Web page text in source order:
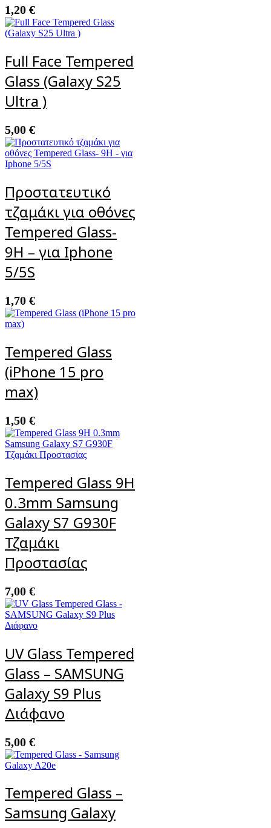
1,20 €
Full Face Tempered
Glass (Galaxy S25
Ultra )
5,00 €
Προστατευτικό
τζαμάκι για οθόνες
Tempered Glass-
9H – για Iphone
5/5S
1,70 €
Tempered Glass
(iPhone 15 pro
max)
1,50 €
Tempered Glass 9H
0.3mm Samsung
Galaxy S7 G930F
Τζαμάκι
Προστασίας
7,00 €
UV Glass Tempered
Glass – SAMSUNG
Galaxy S9 Plus
Διάφανο
5,00 €
Tempered Glass –
Samsung Galaxy